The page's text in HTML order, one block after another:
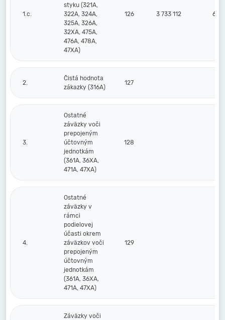
1.c.
styku (321A,
322A, 324A,
325A, 326A,
32XA, 475A,
476A, 478A,
47XA)
126 3 733 112 6
2.
Čistá hodnota
zákazky (316A)
127
3.
Ostatné
záväzky voči
prepojeným
účtovným
jednotkám
(361A, 36XA,
471A, 47XA)
128
4.
Ostatné
záväzky v
rámci
podielovej
účasti okrem
záväzkov voči
prepojeným
účtovným
jednotkám
(361A, 36XA,
471A, 47XA)
129
Záväzky voči